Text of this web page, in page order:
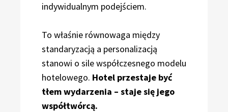
indywidualnym podejściem.
To właśnie równowaga między
standaryzacją a personalizacją
stanowi o sile współczesnego modelu
hotelowego. Hotel przestaje być
tłem wydarzenia – staje się jego
współtwórcą.